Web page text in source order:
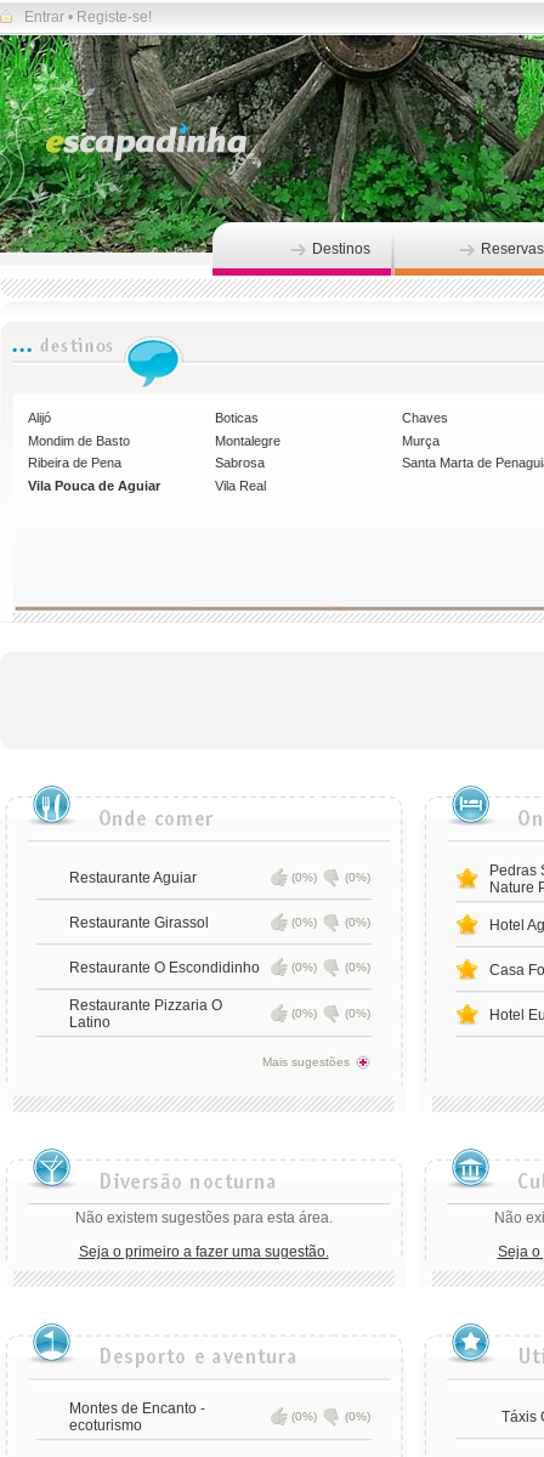
Entrar • Registe-se!
Destinos Reservas
Alijó Boticas
Chaves
Mondim de Basto
Montalegre
Murça
Ribeira de Pena
Sabrosa
Santa Marta de
Vila Pouca de Aguiar
Vila Real
Restaurante Aguiar (0%) (0%)
Restaurante Girassol (0%) (0%)
Restaurante O Escondidinho (0%) (0%)
Restaurante Pizzaria O
Latino
(0%) (0%)
Mais sugestões
Pedras
Nature
Hotel
Casa
Hotel
Não existem sugestões para esta área.
Seja o primeiro a fazer uma sugestão.
Não
Seja o
Montes de Encanto -
ecoturismo
(0%) (0%) Táxis